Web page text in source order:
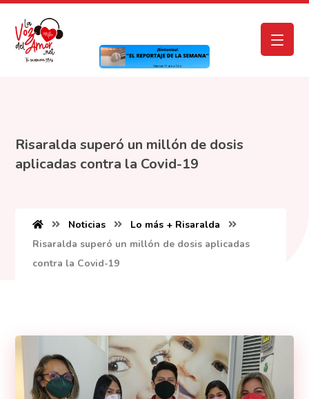
Risaralda superó un millón de dosis
aplicadas contra la Covid-19
Noticias
Lo más + Risaralda
Risaralda superó un millón de dosis aplicadas
contra la Covid-19